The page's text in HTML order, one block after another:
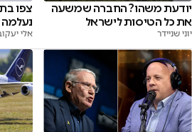
יודעת משהו? החברה שמשעה
את כל הטיסות לישראל
יוני שניידר
צפו
אלי